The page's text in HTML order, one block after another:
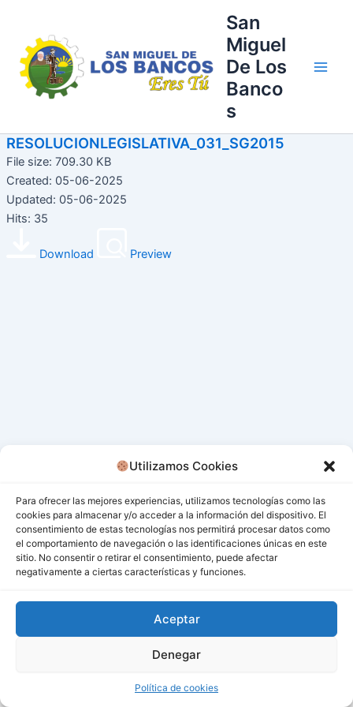
Utilizamos Cookies
Para ofrecer las mejores experiencias, utilizamos tecnologías como las
cookies para almacenar y/o acceder a la información del dispositivo. El
consentimiento de estas tecnologías nos permitirá procesar datos como
el comportamiento de navegación o las identificaciones únicas en este
sitio. No consentir o retirar el consentimiento, puede afectar
negativamente a ciertas características y funciones.
Aceptar
Denegar
Política de cookies
contenido
San
Miguel
De Los
Banco
s
RESOLUCIONLEGISLATIVA_031_SG2015
File size: 709.30 KB
Created: 05-06-2025
Updated: 05-06-2025
Hits: 35
Download Preview
Todos los derechos © 2026 San Miguel De Los Bancos |